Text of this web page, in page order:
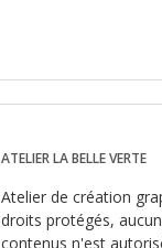
ATELIER LA BELLE VERTE
Atelier de création
droits protégés,
contenus n'est